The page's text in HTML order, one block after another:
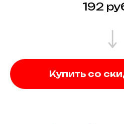
192
Купить со